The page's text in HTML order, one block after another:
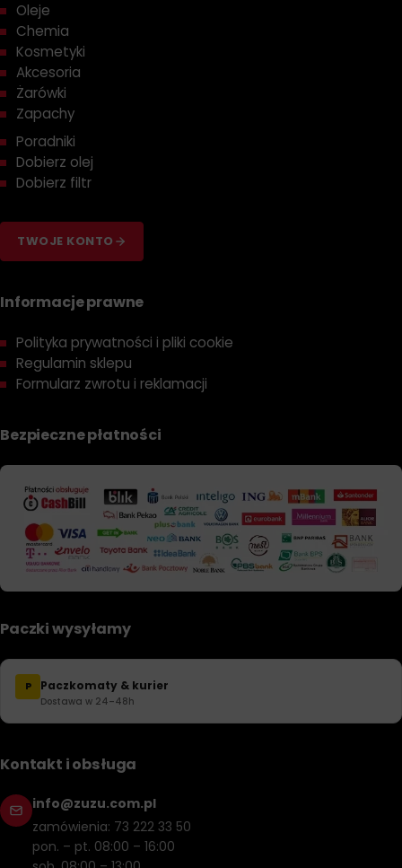
Oleje
Chemia
Kosmetyki
Akcesoria
Żarówki
Zapachy
Poradniki
Dobierz olej
Dobierz filtr
TWOJE KONTO
Informacje prawne
Polityka prywatności i pliki cookie
Regulamin sklepu
Formularz zwrotu i reklamacji
Bezpieczne płatności
Paczki wysyłamy
P Paczkomaty & kurier
Dostawa w 24–48h
Kontakt i obsługa
info@zuzu.com.pl
zamówienia: 73 222 33 50
pon. – pt. 08:00 – 16:00